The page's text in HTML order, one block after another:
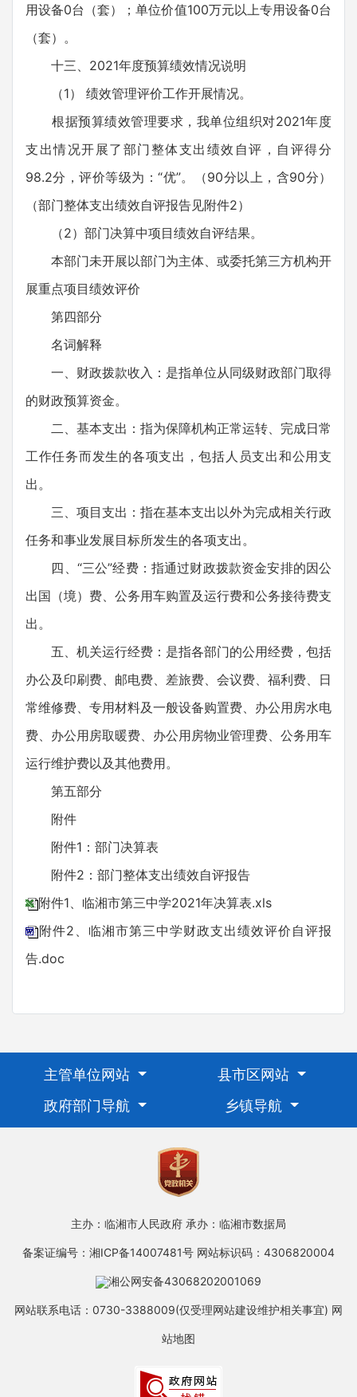
用设备0台（套）；单位价值100万元以上专用设备0台
（套）。
十三、2021年度预算绩效情况说明
（1） 绩效管理评价工作开展情况。
根据预算绩效管理要求，我单位组织对2021年度
支出情况开展了部门整体支出绩效自评，自评得分
98.2分，评价等级为：“优”。（90分以上，含90分）
（部门整体支出绩效自评报告见附件2）
（2）部门决算中项目绩效自评结果。
本部门未开展以部门为主体、或委托第三方机构开
展重点项目绩效评价
第四部分
名词解释
一、财政拨款收入：是指单位从同级财政部门取得
的财政预算资金。
二、基本支出：指为保障机构正常运转、完成日常
工作任务而发生的各项支出，包括人员支出和公用支
出。
三、项目支出：指在基本支出以外为完成相关行政
任务和事业发展目标所发生的各项支出。
四、“三公”经费：指通过财政拨款资金安排的因公
出国（境）费、公务用车购置及运行费和公务接待费支
出。
五、机关运行经费：是指各部门的公用经费，包括
办公及印刷费、邮电费、差旅费、会议费、福利费、日
常维修费、专用材料及一般设备购置费、办公用房水电
费、办公用房取暖费、办公用房物业管理费、公务用车
运行维护费以及其他费用。
第五部分
附件
附件1：部门决算表
附件2：部门整体支出绩效自评报告
附件1、临湘市第三中学2021年决算表.xls
附件2、临湘市第三中学财政支出绩效评价自评报
告.doc
主管单位网站
县市区网站
政府部门导航
乡镇导航
主办：临湘市人民政府 承办：临湘市数据局
备案证编号：湘ICP备14007481号 网站标识码：4306820004
湘公网安备43068202001069
网站联系电话：0730-3388009(仅受理网站建设维护相关事宜) 网
站地图